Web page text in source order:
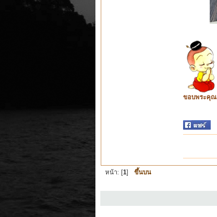
ขอบพระคุ
หน้า: [1] ขึ้นบน